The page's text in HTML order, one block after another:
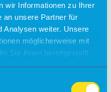
wir Informationen zu Ihrer
an unsere Partner für
Analysen weiter. Unsere
möglicherweise mit
Sie ihnen bereitgestellt